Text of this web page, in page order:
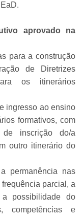
aprovado na
para a construção
de Diretrizes
os itinerários
ingresso ao ensino
formativos, com
inscrição do/a
outro itinerário do
permanência nas
parcial, a
possibilidade do
competências e